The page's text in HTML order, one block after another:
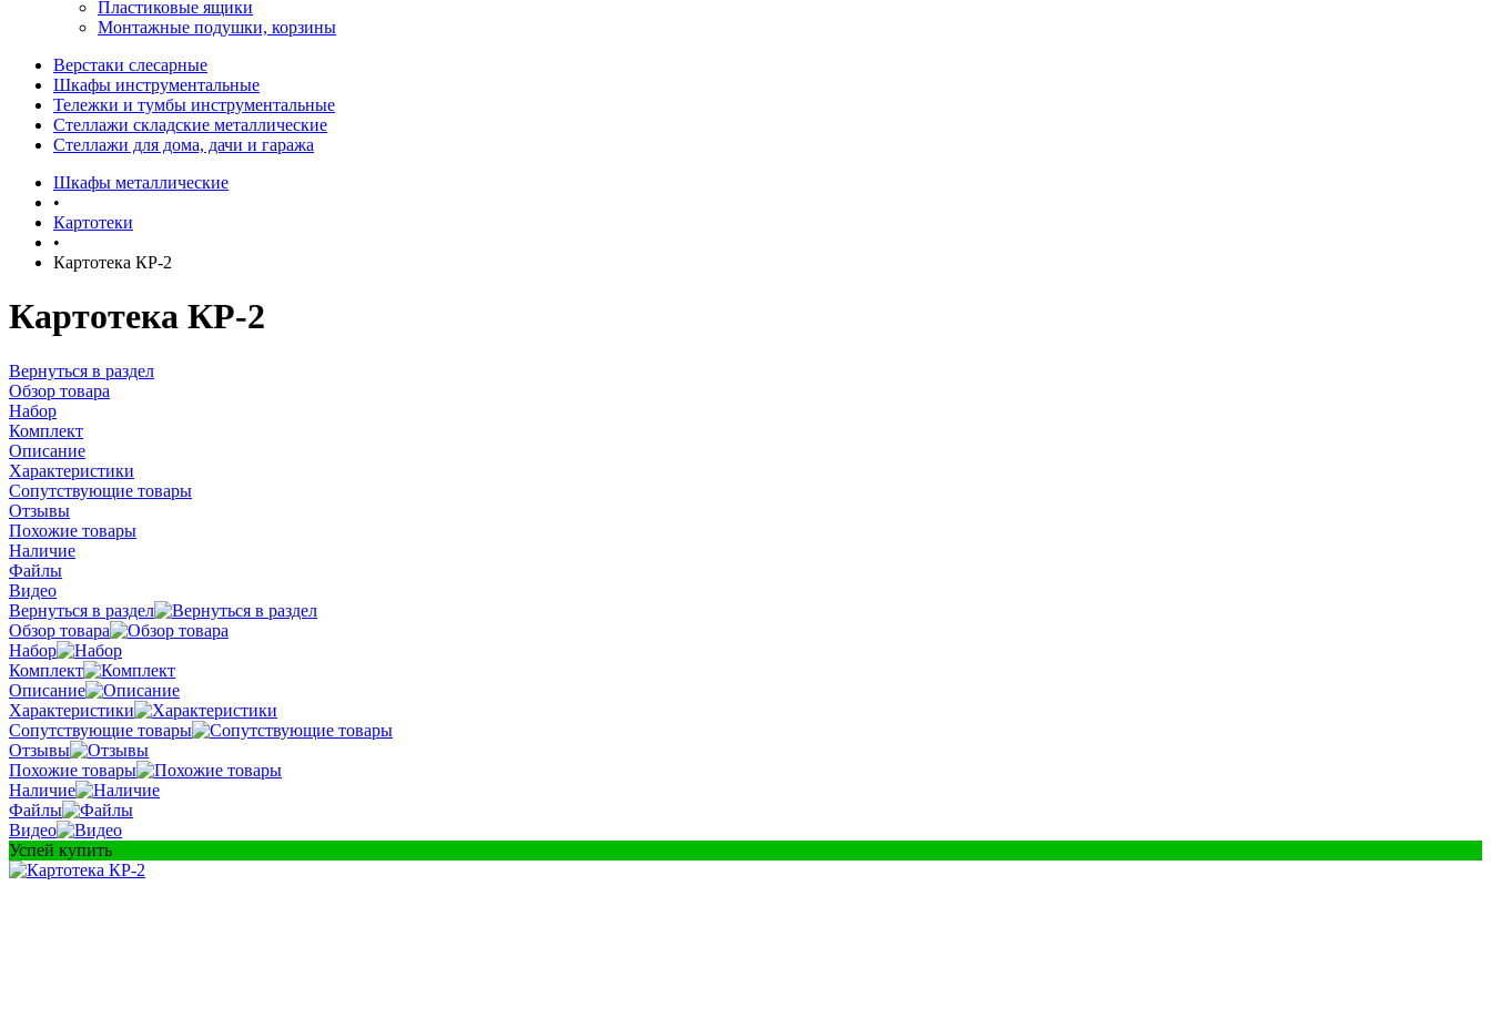
Пластиковые ящики
Монтажные подушки, корзины
Верстаки слесарные
Шкафы инструментальные
Тележки и тумбы инструментальные
Стеллажи складские металлические
Стеллажи для дома, дачи и гаража
Шкафы металлические
•
Картотеки
•
Картотека КР-2
Картотека КР-2
Вернуться в раздел
Обзор товара
Набор
Комплект
Описание
Характеристики
Сопутствующие товары
Отзывы
Похожие товары
Наличие
Файлы
Видео
Вернуться в раздел
Обзор товара
Набор
Комплект
Описание
Характеристики
Сопутствующие товары
Отзывы
Похожие товары
Наличие
Файлы
Видео
Успей купить